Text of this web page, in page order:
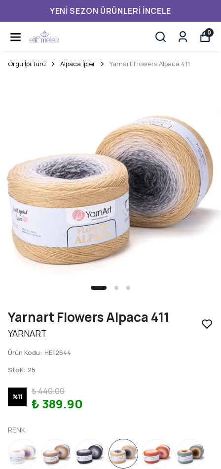
YENI SEZON ÜRÜNLERI İNCELE
0
Örgü İpi Türü Alpaca İpler Yarnart Flowers Alpaca 411
Yarnart Flowers Alpaca 411
YARNART
Ürün Kodu: HE12644
Stok: 25
%11
₺ 440.00
₺ 389.90
RENK